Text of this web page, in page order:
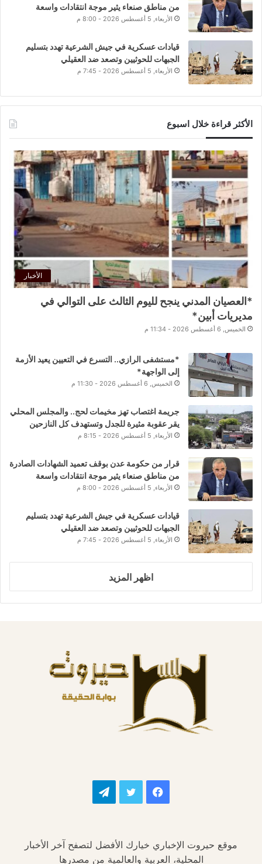
من مناطق صنعاء يثير موجة انتقادات واسعة
الأربعاء, 5 أغسطس 2026 - 8:00 م
قيادات عسكرية في جيش الشرعية تهدد بتسليم
الجبهات للحوثيين وتصعد ضد العقيلي
الأربعاء, 5 أغسطس 2026 - 7:45 م
الأكثر قراءة خلال اسبوع
الأخبار
*العصيان المدني ينجح لليوم الثالث على التوالي في
مديريات أبين*
الخميس, 6 أغسطس 2026 - 11:34 م
*مستشفى الرازي.. التسرع في التعيين يعيد الأزمة
إلى الواجهة*
الخميس, 6 أغسطس 2026 - 11:30 م
جريمة اغتصاب تهز مخيمات لحج.. والمجلس المحلي
يقر عقوبة مثيرة للجدل وتستهدف كل النازحين
الأربعاء, 5 أغسطس 2026 - 8:15 م
قرار من حكومة عدن بوقف تعميد الشهادات الصادرة
من مناطق صنعاء يثير موجة انتقادات واسعة
الأربعاء, 5 أغسطس 2026 - 8:00 م
قيادات عسكرية في جيش الشرعية تهدد بتسليم
الجبهات للحوثيين وتصعد ضد العقيلي
الأربعاء, 5 أغسطس 2026 - 7:45 م
اظهر المزيد
فيسبوك تويتر تيلقرام
موقع حيروت الإخباري خيارك الأفضل لتصفح آخر الأخبار
المحلية، العربية والعالمية من مصدرها